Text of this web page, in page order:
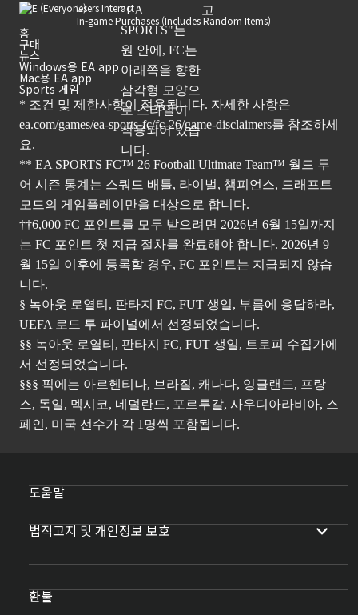
Users Interact
In-game Purchases (Includes Random Items)
홈
구매
뉴스
Windows용 EA app
Mac용 EA app
Sports 게임
* 조건 및 제한사항이 적용됩니다. 자세한 사항은
ea.com/games/ea-sports-fc/fc-26/game-disclaimers를 참조하세
요.
** EA SPORTS FC™ 26 Football Ultimate Team™ 월드 투
어 시즌 통계는 스쿼드 배틀, 라이벌, 챔피언스, 드래프트
모드의 게임플레이만을 대상으로 합니다.
††6,000 FC 포인트를 모두 받으려면 2026년 6월 15일까지
는 FC 포인트 첫 지급 절차를 완료해야 합니다. 2026년 9
월 15일 이후에 등록할 경우, FC 포인트는 지급되지 않습
니다.
§ 녹아웃 로열티, 판타지 FC, FUT 생일, 부름에 응답하라,
UEFA 로드 투 파이널에서 선정되었습니다.
§§ 녹아웃 로열티, 판타지 FC, FUT 생일, 트로피 수집가에
서 선정되었습니다.
§§§ 픽에는 아르헨티나, 브라질, 캐나다, 잉글랜드, 프랑
스, 독일, 멕시코, 네덜란드, 포르투갈, 사우디아라비아, 스
페인, 미국 선수가 각 1명씩 포함됩니다.
도움말
법적고지 및 개인정보 보호
환불